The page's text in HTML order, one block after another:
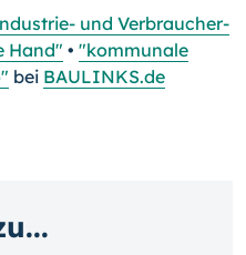
und Verbraucher-
Hand" • "kommunale
bei BAULINKS.de